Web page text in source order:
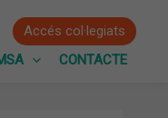
Accés col·legiats
CONTACTE